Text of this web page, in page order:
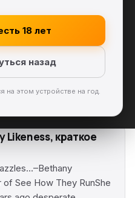
18 лет
назад
на этом устройстве на год.
Likeness, краткое
See How They RunShe